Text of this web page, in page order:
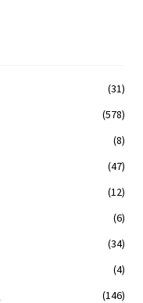
(31)
(578)
(8)
(47)
(12)
(6)
(34)
(4)
(146)